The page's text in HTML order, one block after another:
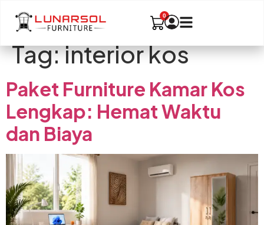
Tag:interior kos
Paket Furniture Kamar Kos
Lengkap: Hemat Waktu
dan Biaya